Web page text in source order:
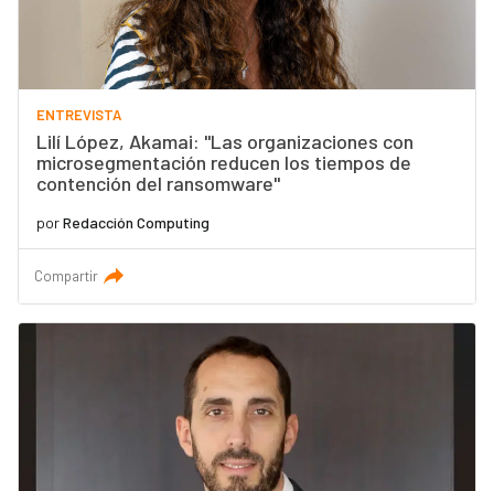
ENTREVISTA
Lilí López, Akamai: "Las organizaciones con
microsegmentación reducen los tiempos de
contención del ransomware"
porRedacción Computing
Compartir